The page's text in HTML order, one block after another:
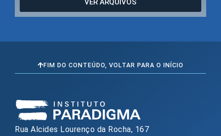
VER ARQUIVOS
FIM DO CONTEÚDO, VOLTAR PARA O INÍCIO
Rua Alcides Lourenço da Rocha, 167